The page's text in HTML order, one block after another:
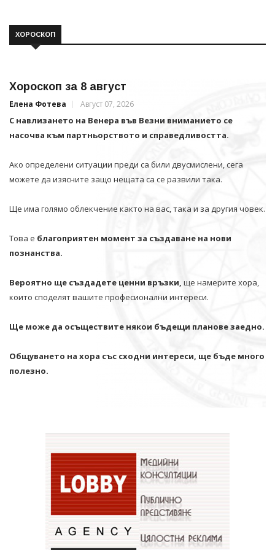
ХОРОСКОП
Хороскоп за 8 август
Елена Фотева Август 07, 2026
С навлизането на Венера във Везни вниманието се
насочва към партньорството и справедливостта.
Ако определени ситуации преди са били двусмислени, сега
можете да изясните защо нещата са се развили така.
Ще има голямо облекчение както на вас, така и за другия човек.
Това е благоприятен момент за създаване на нови
познанства.
Вероятно ще създадете ценни връзки, ще намерите хора,
които споделят вашите професионални интереси.
Ще може да осъществите някои бъдещи планове заедно.
Общуването на хора със сходни интереси, ще бъде много
полезно.